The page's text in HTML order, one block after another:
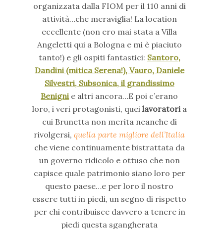
organizzata dalla FIOM per il 110 anni di
attività…che meraviglia! La location
eccellente (non ero mai stata a Villa
Angeletti qui a Bologna e mi è piaciuto
tanto!) e gli ospiti fantastici: Santoro,
Dandini (mitica Serena!), Vauro, Daniele
Silvestri, Subsonica, il grandissimo
Benigni e altri ancora…E poi c’erano
loro, i veri protagonisti, quei lavoratoria
cui Brunetta non merita neanche di
rivolgersi,quella parte migliore dell’Italia
che viene continuamente bistrattata da
un governo ridicolo e ottuso che non
capisce quale patrimonio siano loro per
questo paese…e per loro il nostro
essere tutti in piedi, un segno di rispetto
per chi contribuisce davvero a tenere in
piedi questa sgangherata